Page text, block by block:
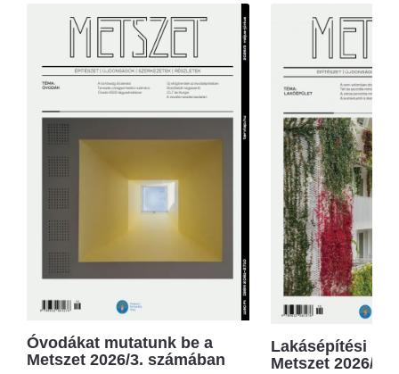
Óvodákat mutatunk be a
Metszet 2026/3. számában
Lakásépítési
Metszet 2026/2.